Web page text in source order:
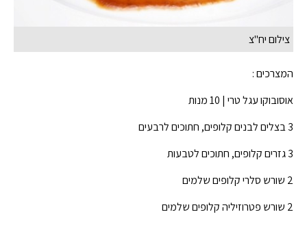
צילום יח"צ
המצרכים :
אוסובוקו עגל טרי | 10 מנות
3 בצלים לבנים קלופים, חתוכים לרבעים
3 גזרים קלופים, חתוכים לטבעות
2 שורש סלרי קלופים שלמים
2 שורש פטרוזיליה קלופים שלמים